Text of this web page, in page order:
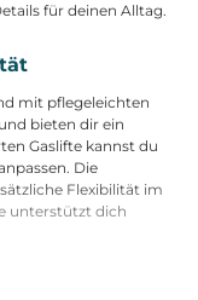
für deinen Alltag.
mit pflegeleichten
bieten dir ein
Gaslifte kannst du
Die
Flexibilität im
unterstützt dich